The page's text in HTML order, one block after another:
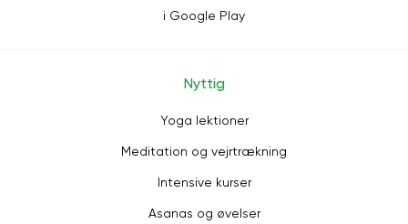
i Google Play
Nyttig
Yoga lektioner
Meditation og vejrtrækning
Intensive kurser
Asanas og øvelser